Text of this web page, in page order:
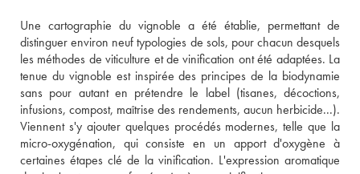
Une cartographie du vignoble a été établie, permettant de
distinguer environ neuf typologies de sols, pour chacun desquels
les méthodes de viticulture et de vinification ont été adaptées. La
tenue du vignoble est inspirée des principes de la biodynamie
sans pour autant en prétendre le label (tisanes, décoctions,
infusions, compost, maîtrise des rendements, aucun herbicide...).
Viennent s'y ajouter quelques procédés modernes, telle que la
micro-oxygénation, qui consiste en un apport d'oxygène à
certaines étapes clé de la vinification. L'expression aromatique